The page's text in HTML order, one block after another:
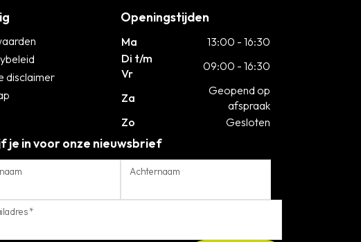
disclaimer
Openingstijden
Ma
13:00 - 16:30
Di t/m
Vr
09:00 - 16:30
Za
Geopend op
afspraak
Zo
Gesloten
je in voor onze nieuwsbrief
Achternaam
*